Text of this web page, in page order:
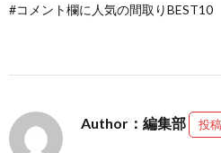
#コメント欄に人気の間取りBEST10
Author：編集部 投